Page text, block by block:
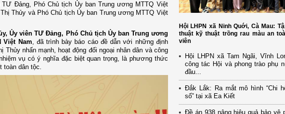
Đảng, Phó Chủ tịch Ủy ban Trung ương MTTQ Việt
Thủy và Phó Chủ tịch Ủy ban Trung ương MTTQ Việt
Ủy viên TƯ Đảng, Phó Chủ tịch Ủy ban Trung ương
Việt Nam, đã trình bày báo cáo đề dẫn với những định
nhấn mạnh, hoạt động đối ngoại nhân dân và công
vụ có ý nghĩa đặc biệt quan trọng, là phương thức
toàn dân tộc.
Hội LHPN xã Ninh Quới, Cà Mau:
thuật kỹ thuật trồng rau màu an
viên
Hội LHPN xã Tam Ngãi, Vĩnh
công tác Hội và phong trào phụ
đầu...
Đắk Lắk: Ra mắt mô hình “Chi
số” tại xã Ea Kiết
Đề án 938 nâng hiệu quả bảo vệ